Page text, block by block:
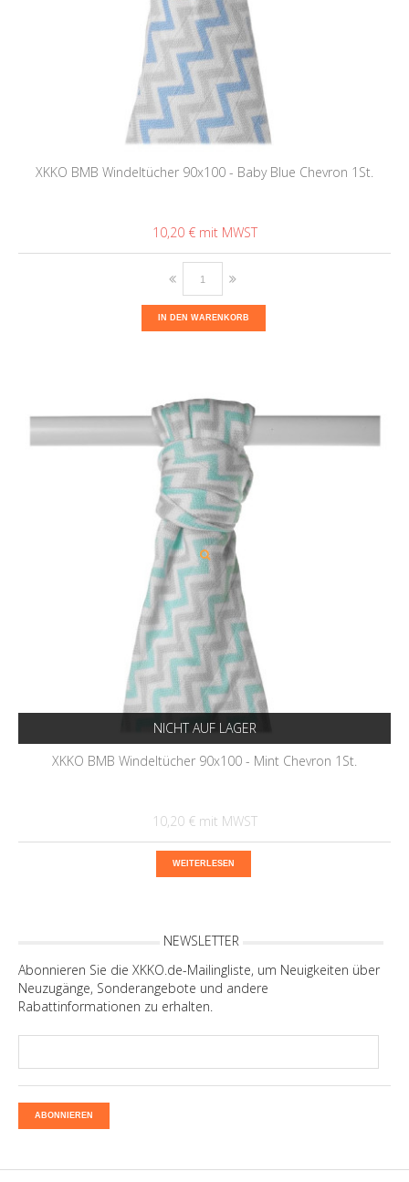
XKKO BMB Windeltücher 90x100 - Baby Blue Chevron 1St.
10,20 €
IN DEN WARENKORB
NICHT AUF LAGER
XKKO BMB Windeltücher 90x100 - Mint Chevron 1St.
10,20 €
WEITERLESEN
NEWSLETTER
Abonnieren Sie die XKKO.de-Mailingliste, um Neuigkeiten über
Neuzugänge, Sonderangebote und andere
Rabattinformationen zu erhalten.
ABONNIEREN